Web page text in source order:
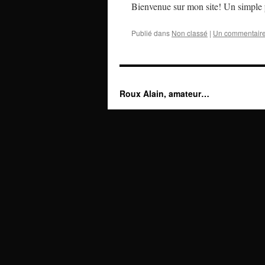
Bienvenue sur mon site! Un simple
Publié dans Non classé | Un commentaire
Roux Alain, amateur…